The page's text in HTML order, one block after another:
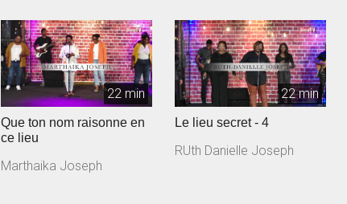
22 min
Que ton nom raisonne en
ce lieu
Marthaika Joseph
22 min
Le lieu secret - 4
RUth Danielle Joseph